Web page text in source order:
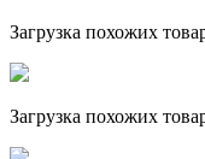
Загрузка похожих
Загрузка похожих